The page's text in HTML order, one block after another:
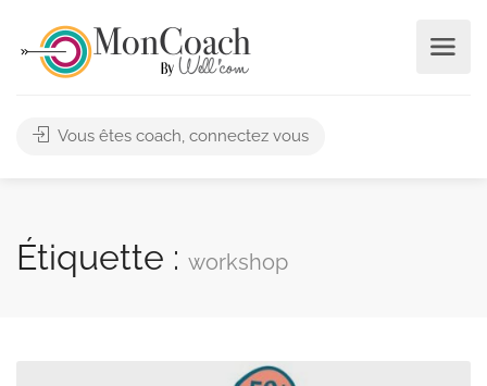
Vous êtes coach, connectez vous
Étiquette : workshop